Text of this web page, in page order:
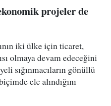
projeler de
iki ülke için ticaret,
olmaya devam edeceğini
sığınmacıların gönüllü
ele alındığını